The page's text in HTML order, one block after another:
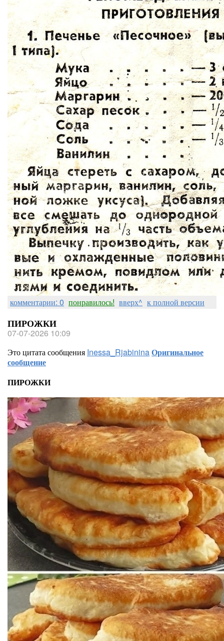
комментарии: 0 понравилось! вверх^ к полной версии
ПИРОЖКИ
07-07-2026 10:09
Это цитата сообщения Inessa_RjabininaОригинальное
сообщение
ПИРОЖКИ